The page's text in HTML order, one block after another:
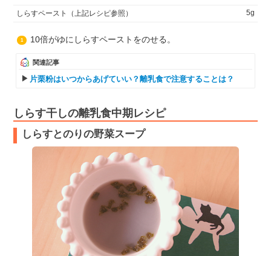
しらすペースト（上記レシピ参照）
5g
1 10倍がゆにしらすペーストをのせる。
関連記事
片栗粉はいつからあげていい？離乳食で注意することは？
しらす干しの離乳食中期レシピ
しらすとのりの野菜スープ